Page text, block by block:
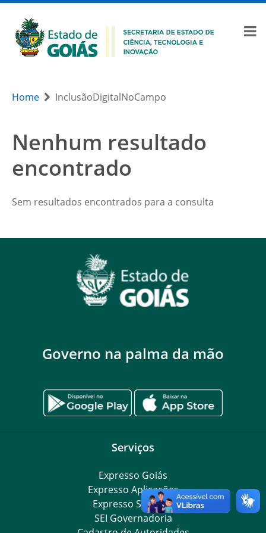
Home InclusãoDigitalNoCampo
Nenhum resultado
encontrado
Sem resultados encontrados para a consulta
Governo na palma da mão
Serviços
Expresso Goiás
Expresso Aplicações
Expresso Servidor
SEI Governadoria